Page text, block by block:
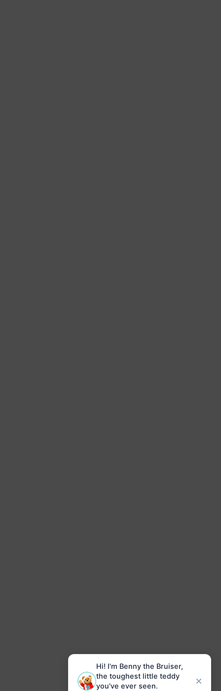
Hi! I'm Benny the Bruiser,
the toughest little teddy
you've ever seen.